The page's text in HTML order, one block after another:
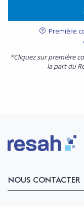
Première
*Cliquez sur première
la part du
Logo Resah
NOUS CONTACTER